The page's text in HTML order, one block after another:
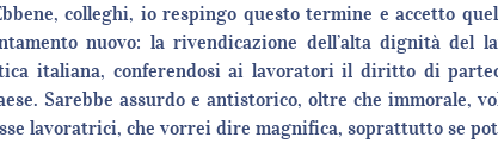
colleghi, io respingo questo termine e accetto
nuovo: la rivendicazione dell’alta dignità del
italiana, conferendosi ai lavoratori il diritto di
Sarebbe assurdo e antistorico, oltre che immorale,
lavoratrici, che vorrei dire magnifica, soprattutto se